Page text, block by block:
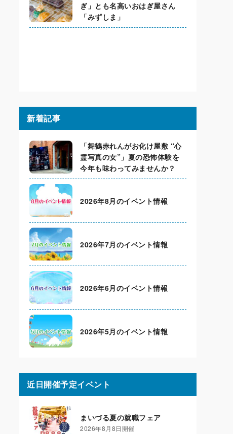
ぎ」とも名高いおはぎ屋さん
「みずしま」
新着記事
「舞鶴赤れんがお化け屋敷 “心
霊写真の女”」夏の恐怖体験を
今年も味わってみませんか？
2026年8月のイベント情報
2026年7月のイベント情報
2026年6月のイベント情報
2026年5月のイベント情報
近日開催予定イベント
まいづる夏の就職フェア
2026年8月8日開催